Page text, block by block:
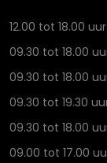
12.00 tot 18.00 uur
09.30 tot 18.00
09.30 tot 18.00
09.30 tot 19.30
09.30 tot 18.00
09.00 tot 17.00